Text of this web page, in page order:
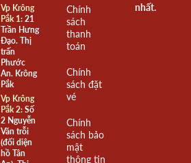
Vp Krông
Pắk 1:21
Trần Hưng
Đạo. Thị
trấn
Phước
An. Krông
Pắk
Vp Krông
Pắk 2:Số
2 Nguyễn
Văn trỗi
(đối diện
hồ Tân
Chính
sách
thanh
toán
Chính
sách đặt
vé
Chính
sách bảo
mật
thông tin
nhất.